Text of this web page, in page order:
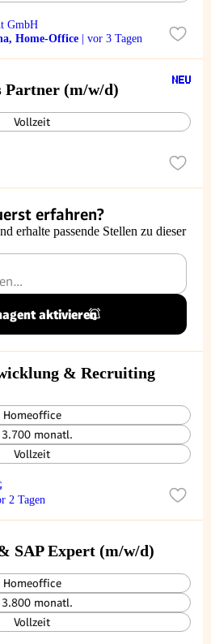
GmbH
Home-Office
| vor 3 Tagen
Partner (m/w/d)
Vollzeit
erfahren?
erhalte passende Stellen zu dieser
aktivieren
& Recruiting
Homeoffice
monatl.
Vollzeit
2 Tagen
SAP Expert (m/w/d)
Homeoffice
monatl.
Vollzeit